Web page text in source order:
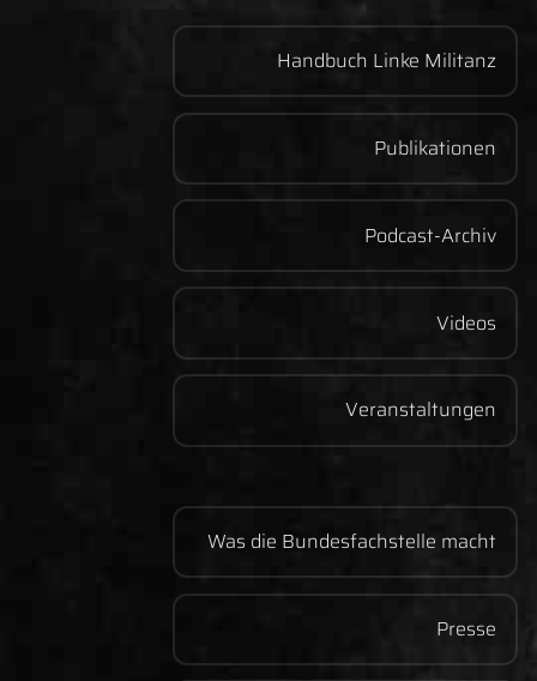
Handbuch Linke Militanz
Publikationen
Podcast-Archiv
Videos
Veranstaltungen
Was die Bundesfachstelle macht
Presse